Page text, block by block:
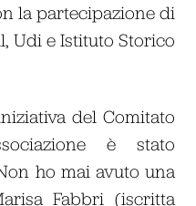
la partecipazione di
Udi e Istituto Storico
del Comitato
è stato
ho mai avuto una
Fabbri (iscritta